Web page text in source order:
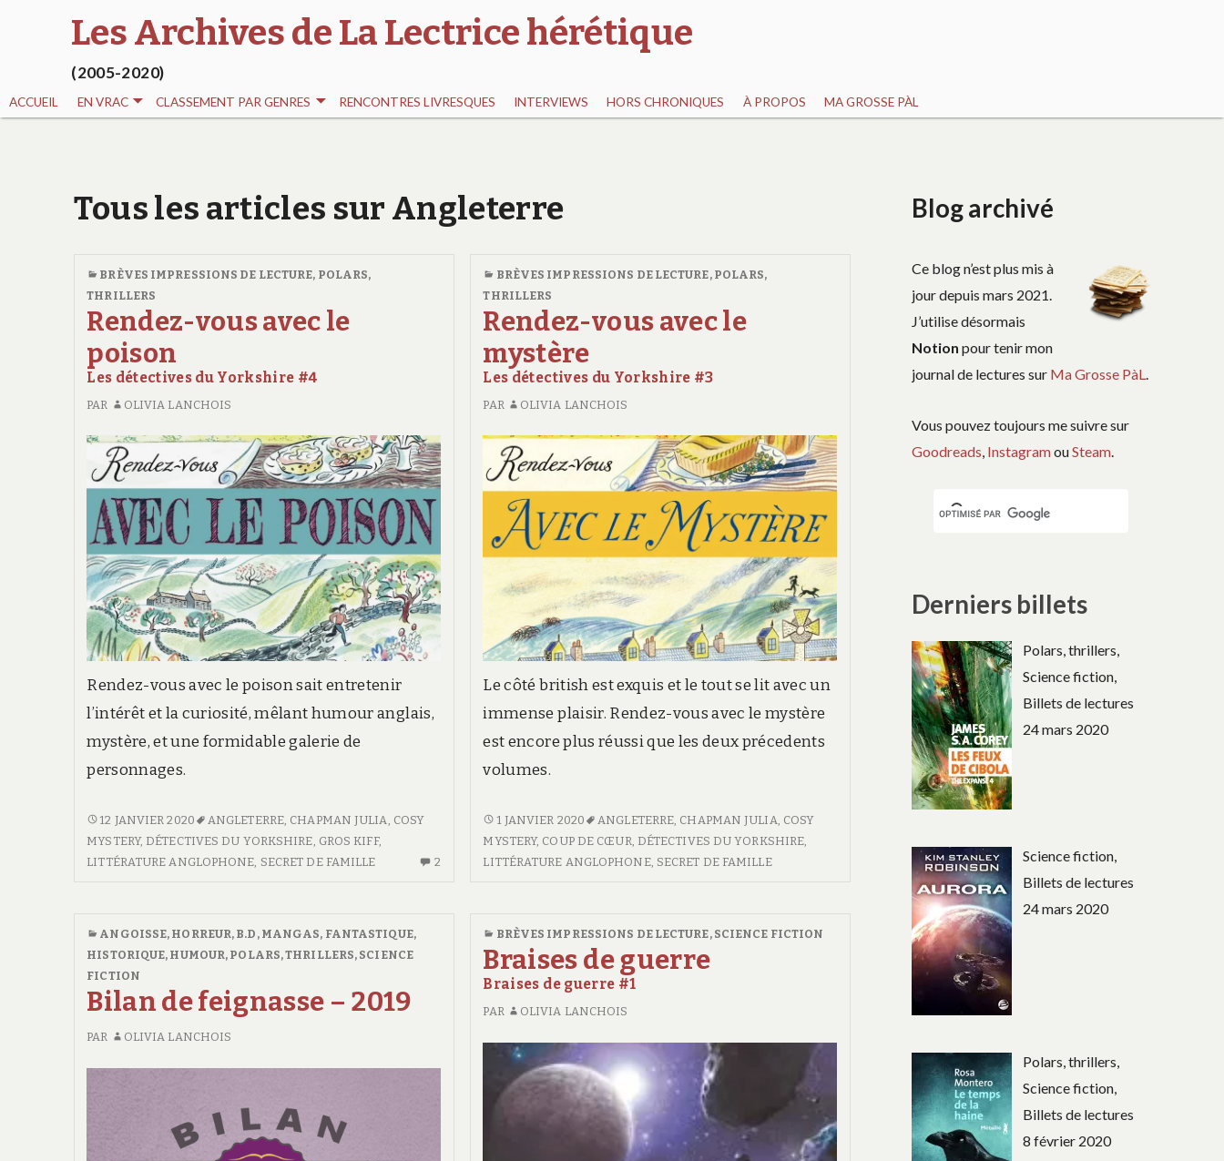
Les Archives de La Lectrice hérétique
(2005-2020)
ACCUEIL EN VRAC CLASSEMENT PAR GENRES RENCONTRES LIVRESQUES INTERVIEWS HORS CHRONIQUES À PROPOS MA GROSSE PÀL
Tous les articles sur Angleterre
BRÈVES IMPRESSIONS DE LECTURE, POLARS,
THRILLERS
Rendez-vous avec le
poison
Les détectives du Yorkshire #4
PAR OLIVIA LANCHOIS
Rendez-vous avec le poison sait entretenir
l’intérêt et la curiosité, mêlant humour anglais,
mystère, et une formidable galerie de
personnages.
<SPAN
CLASS="ENTRY-
TITLE-
<SPAN
CLASS="ENTRY-
SUBTITLE">LES
DU
YORKSHIRE
12 JANVIER 2020 ANGLETERRE CHAPMAN JULIA COSY
MYSTERY, DÉTECTIVES DU YORKSHIRE GROS KIFF,
LITTÉRATURE ANGLOPHONE SECRET DE FAMILLE 2
POISON
BRÈVES IMPRESSIONS DE LECTURE, POLARS,
THRILLERS
Rendez-vous avec le
mystère
Les détectives du Yorkshire #3
PAR OLIVIA LANCHOIS
Le côté british est exquis et le tout se lit avec un
immense plaisir. Rendez-vous avec le mystère
est encore plus réussi que les deux précedents
volumes.
<SPAN
CLASS="ENTRY-
TITLE-
MYSTÈRE</SPAN>
<SPAN
CLASS="ENTRY-
DÉTECTIVES
YORKSHIRE
1 JANVIER 2020 ANGLETERRE CHAPMAN JULIA COSY
MYSTERY, COUP DE CŒUR DÉTECTIVES DU YORKSHIRE
LITTÉRATURE ANGLOPHONE, SECRET DE FAMILLE
ANGOISSE, HORREUR, B.D, MANGAS, FANTASTIQUE,
HISTORIQUE, HUMOUR, POLARS, THRILLERS, SCIENCE
FICTION
Bilan de feignasse – 2019
PAR OLIVIA LANCHOIS
BRÈVES IMPRESSIONS DE LECTURE, SCIENCE FICTION
Braises de guerre
Braises de guerre #1
PAR OLIVIA LANCHOIS
Blog archivé
Ce blog n’est plus mis à
jour depuis mars 2021.
J’utilise désormais
Notion pour tenir mon
journal de lectures sur Ma Grosse PàL.
Vous pouvez toujours me suivre sur
Goodreads, InstagramouSteam.
Derniers billets
Polars, thrillers,
Science fiction,
Billets de lectures
24 mars 2020
Science fiction,
Billets de lectures
24 mars 2020
Polars, thrillers,
Science fiction,
Billets de lectures
8 février 2020